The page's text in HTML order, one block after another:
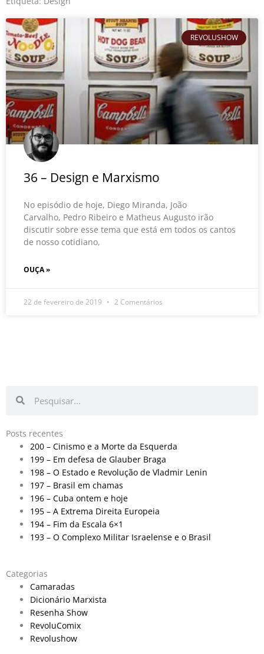
REVOLUSHOW
36 – Design e Marxismo
No episódio de hoje, Diego Miranda, João
Carvalho, Pedro Ribeiro e Matheus Augusto irão
discutir sobre esse tema que está em todos os cantos
de nosso cotidiano,
OUÇA »
22 de fevereiro de 2019 2 Comentários
Posts recentes
200 – Cinismo e a Morte da Esquerda
199 – Em defesa de Glauber Braga
198 – O Estado e Revolução de Vladmir Lenin
197 – Brasil em chamas
196 – Cuba ontem e hoje
195 – A Extrema Direita Europeia
194 – Fim da Escala 6×1
193 – O Complexo Militar Israelense e o Brasil
Categorias
Camaradas
Dicionário Marxista
Resenha Show
RevoluComix
Revolushow